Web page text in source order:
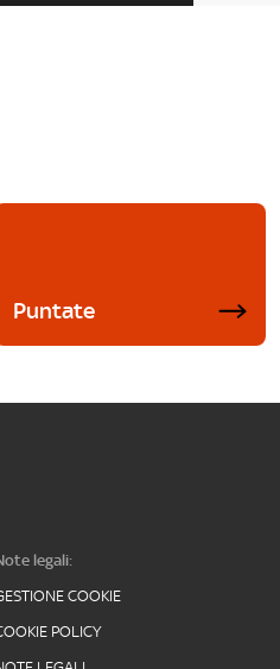
Puntate
legali:
COOKIE
POLICY